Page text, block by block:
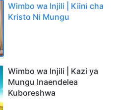
Wimbo wa Injili | Kiini cha
Kristo Ni Mungu
Wimbo wa Injili | Kazi ya
Mungu Inaendelea
Kuboreshwa